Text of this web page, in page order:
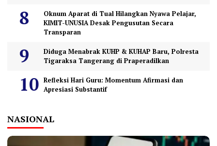
Oknum Aparat di Tual Hilangkan Nyawa Pelajar,
KIMIT-UNUSIA Desak Pengusutan Secara
Transparan
Diduga Menabrak KUHP & KUHAP Baru, Polresta
Tigaraksa Tangerang di Praperadilkan
Refleksi Hari Guru: Momentum Afirmasi dan
Apresiasi Substantif
NASIONAL